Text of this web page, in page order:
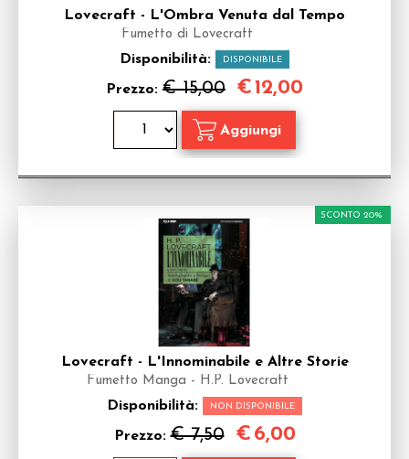
Lovecraft - L'Ombra Venuta dal Tempo
Fumetto di Lovecraft
Disponibilità: DISPONIBILE
Prezzo: € 15,00 €12,00
Lovecraft - L'Innominabile e Altre Storie
Fumetto Manga - H.P. Lovecraft
Disponibilità: NON DISPONIBILE
Prezzo:€ 7,50
SCONTO 20%
€ 6,00